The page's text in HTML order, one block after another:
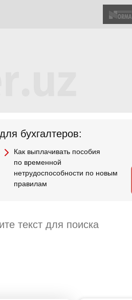
бухгалтеров:
Как выплачивать пособия
по временной
нетрудоспособности по новым
правилам